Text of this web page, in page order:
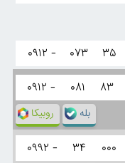
۰۹۱۲ - ۰۷۳ ۳۵
۰۹۱۲ - ۰۸۱ ۸۳
روبیکا بله
۰۹۹۲ - ۳۴ ۰۰۰